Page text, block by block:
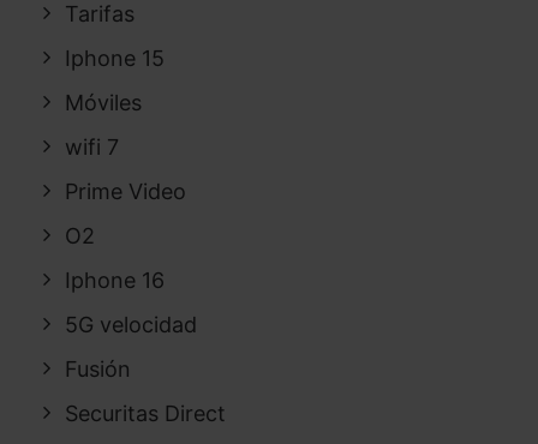
Tarifas
Iphone 15
Móviles
wifi 7
Prime Video
O2
Iphone 16
5G velocidad
Fusión
Securitas Direct